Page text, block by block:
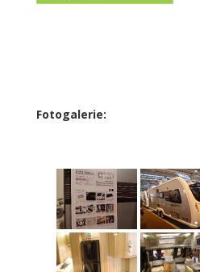
Fotogalerie: